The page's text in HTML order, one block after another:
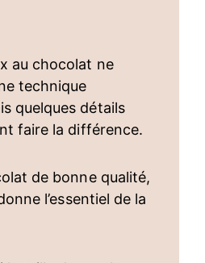
au chocolat ne
technique
quelques détails
faire la différence.
de bonne qualité,
l’essentiel de la